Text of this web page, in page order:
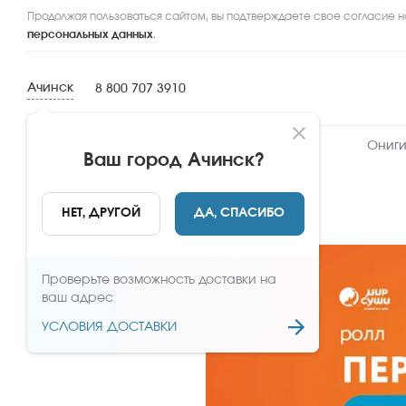
Продолжая пользоваться сайтом, вы подтверждаете свое согласие
персональных данных.
Ачинск
Ваш город Ачинск?
НЕТ, ДРУГОЙ ДА, СПАСИБО
Проверьте возможность доставки на
ваш адрес
УСЛОВИЯ ДОСТАВКИ
8 800 707 3910
НАЗАД